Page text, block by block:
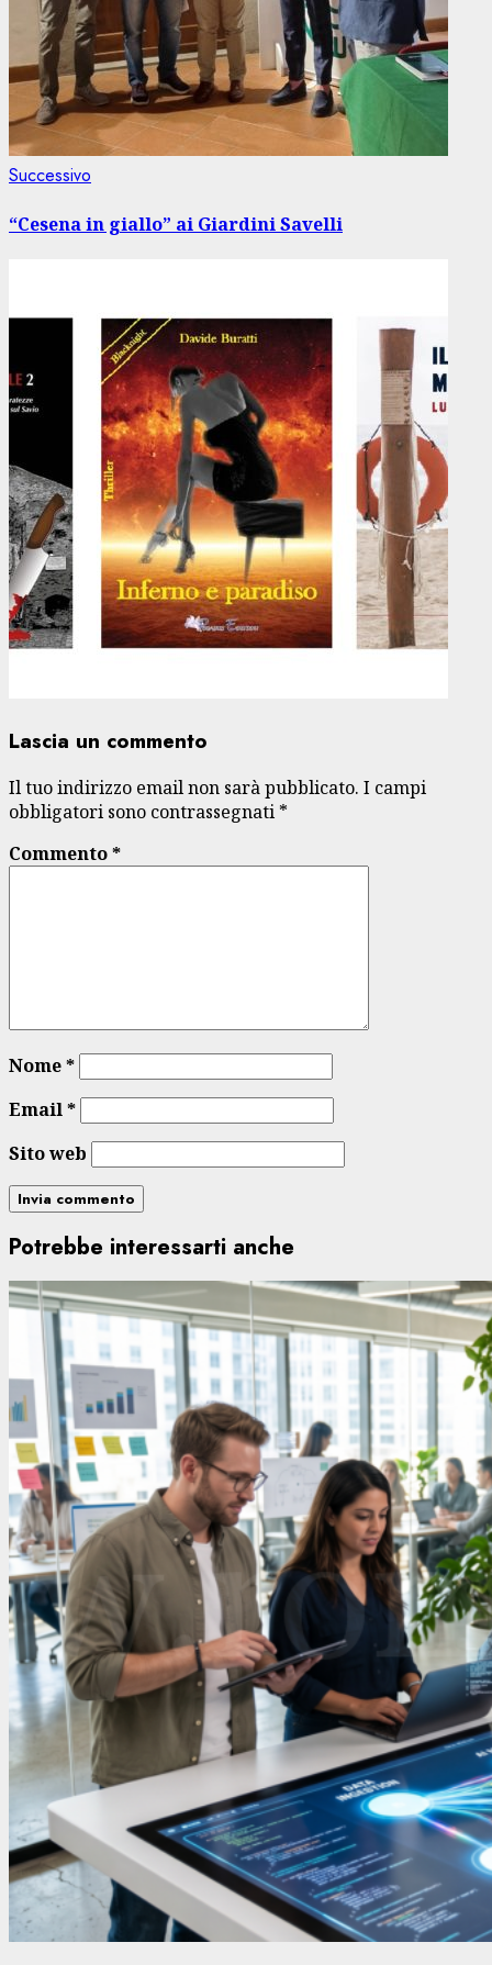
Successivo
“Cesena in giallo” ai Giardini Savelli
Lascia un commento
Il tuo indirizzo email non sarà pubblicato. I campi
obbligatori sono contrassegnati *
Commento*
Nome*
Email*
Sito web
Potrebbe interessarti anche